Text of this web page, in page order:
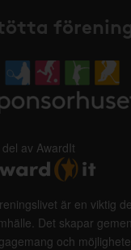
del av AwardIt
är en viktig
Det skapar
och